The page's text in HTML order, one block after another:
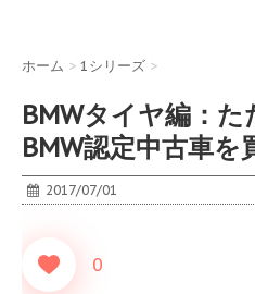
ホーム > 1シリーズ >
BMWタイヤ編：た
BMW認定中古車を
2017/07/01
0